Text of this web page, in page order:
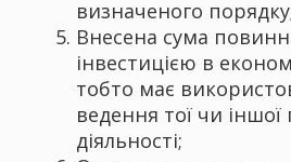
визначеного
Внесена сума
інвестицією в
тобто має
ведення тої чи іншої
діяльності;